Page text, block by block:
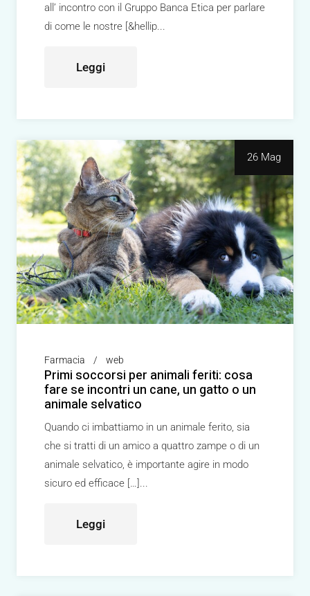
all’ incontro con il Gruppo Banca Etica per parlare
di come le nostre [&hellip
Leggi
26 Mag
Farmacia web
Primi soccorsi per animali feriti: cosa
fare se incontri un cane, un gatto o un
animale selvatico
Quando ci imbattiamo in un animale ferito, sia
che si tratti di un amico a quattro zampe o di un
animale selvatico, è importante agire in modo
sicuro ed efficace […]
Leggi